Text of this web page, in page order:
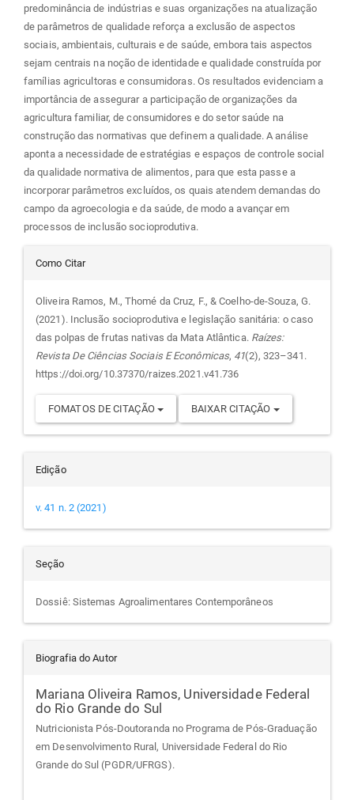
predominância de indústrias e suas organizações na atualização
de parâmetros de qualidade reforça a exclusão de aspectos
sociais, ambientais, culturais e de saúde, embora tais aspectos
sejam centrais na noção de identidade e qualidade construída por
famílias agricultoras e consumidoras. Os resultados evidenciam a
importância de assegurar a participação de organizações da
agricultura familiar, de consumidores e do setor saúde na
construção das normativas que definem a qualidade. A análise
aponta a necessidade de estratégias e espaços de controle social
da qualidade normativa de alimentos, para que esta passe a
incorporar parâmetros excluídos, os quais atendem demandas do
campo da agroecologia e da saúde, de modo a avançar em
processos de inclusão socioprodutiva.
Detalhes
do
artigo
Como Citar
Oliveira Ramos, M., Thomé da Cruz, F., & Coelho-de-Souza, G.
(2021). Inclusão socioprodutiva e legislação sanitária: o caso
das polpas de frutas nativas da Mata Atlântica. Raízes:
Revista De Ciências Sociais E Econômicas, 41(2), 323–341.
https://doi.org/10.37370/raizes.2021.v41.736
FOMATOS DE CITAÇÃO BAIXAR CITAÇÃO
Edição
v. 41 n. 2 (2021)
Seção
Dossiê: Sistemas Agroalimentares Contemporâneos
Biografia do Autor
Mariana Oliveira Ramos, Universidade Federal
do Rio Grande do Sul
Nutricionista Pós-Doutoranda no Programa de Pós-Graduação
em Desenvolvimento Rural, Universidade Federal do Rio
Grande do Sul (PGDR/UFRGS).